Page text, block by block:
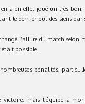
a en effet joué un très
le dernier but des siens
l’allure du match
possible.
pénalités,
mais l’équipe a